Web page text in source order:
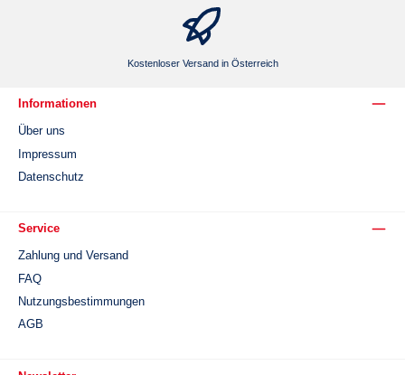
Kostenloser Versand in Österreich
Informationen
Über uns
Impressum
Datenschutz
Service
Zahlung und Versand
FAQ
Nutzungsbestimmungen
AGB